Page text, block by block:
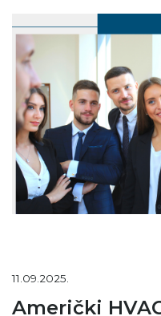
11.09.2025.
Američki